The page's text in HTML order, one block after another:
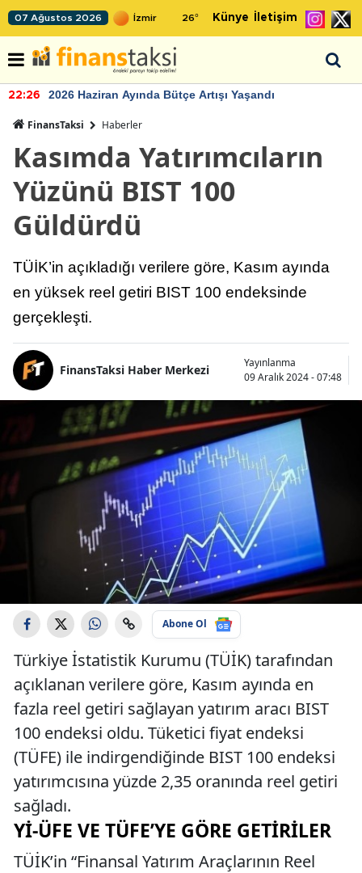
07 Ağustos 2026 26° Künye İletişim
22:26 2026 Haziran Ayında Bütçe Artışı Yaşandı
FinansTaksi Haberler
Kasımda Yatırımcıların
Yüzünü BIST 100
Güldürdü
TÜİK’in açıkladığı verilere göre, Kasım ayında
en yüksek reel getiri BIST 100 endeksinde
gerçekleşti.
FinansTaksi Haber Merkezi
Yayınlanma
09 Aralık 2024 - 07:48
Abone Ol
Türkiye İstatistik Kurumu (TÜİK) tarafından
açıklanan verilere göre, Kasım ayında en
fazla reel getiri sağlayan yatırım aracı BIST
100 endeksi oldu. Tüketici fiyat endeksi
(TÜFE) ile indirgendiğinde BIST 100 endeksi
yatırımcısına yüzde 2,35 oranında reel getiri
sağladı.
Yİ-ÜFE VE TÜFE’YE GÖRE GETIRILER
TÜİK’in “Finansal Yatırım Araçlarının Reel